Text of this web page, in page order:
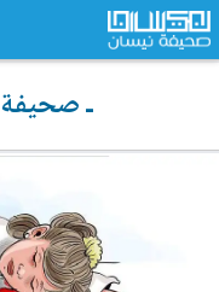
ـ صحيفة